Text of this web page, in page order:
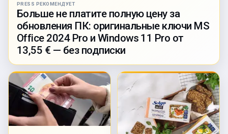
PRESS РЕКОМЕНДУЕТ
Больше не платите полную цену за
обновления ПК: оригинальные ключи MS
Office 2024 Pro и Windows 11 Pro от
13,55 € — без подписки